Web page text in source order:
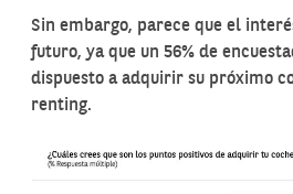
Sin embargo, parece que el
futuro, ya que un 56% de
dispuesto a adquirir su próximo
renting.